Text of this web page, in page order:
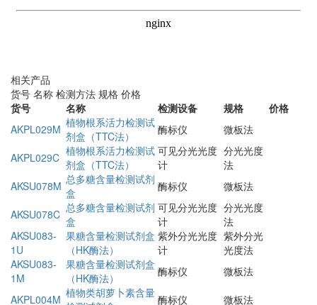
相关产品
货号 名称 检测方法 规格 价格
货号
名称 检测设备 规格
价格
AKPL029M 植物根系活力检测试
剂盒（TTC法）
酶标仪
微板法
AKPL029C 植物根系活力检测试
剂盒（TTC法）
可见分光光度
计
分光光度
法
AKSU078M 总多糖含量检测试剂
盒
酶标仪
微板法
AKSU078C 总多糖含量检测试剂
盒
可见分光光度
计
分光光度
法
AKSU083-
1U
果糖含量检测试剂盒
（HK酶法）
紫外分光光度
计
紫外分光
光度法
AKSU083-
1M
果糖含量检测试剂盒
（HK酶法）
酶标仪
微板法
AKPL004M 植物类胡萝卜素含量 酶标仪
微板法